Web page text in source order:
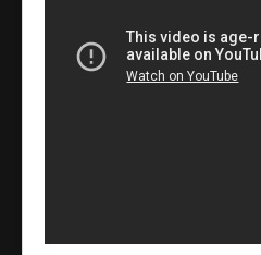
Facebook